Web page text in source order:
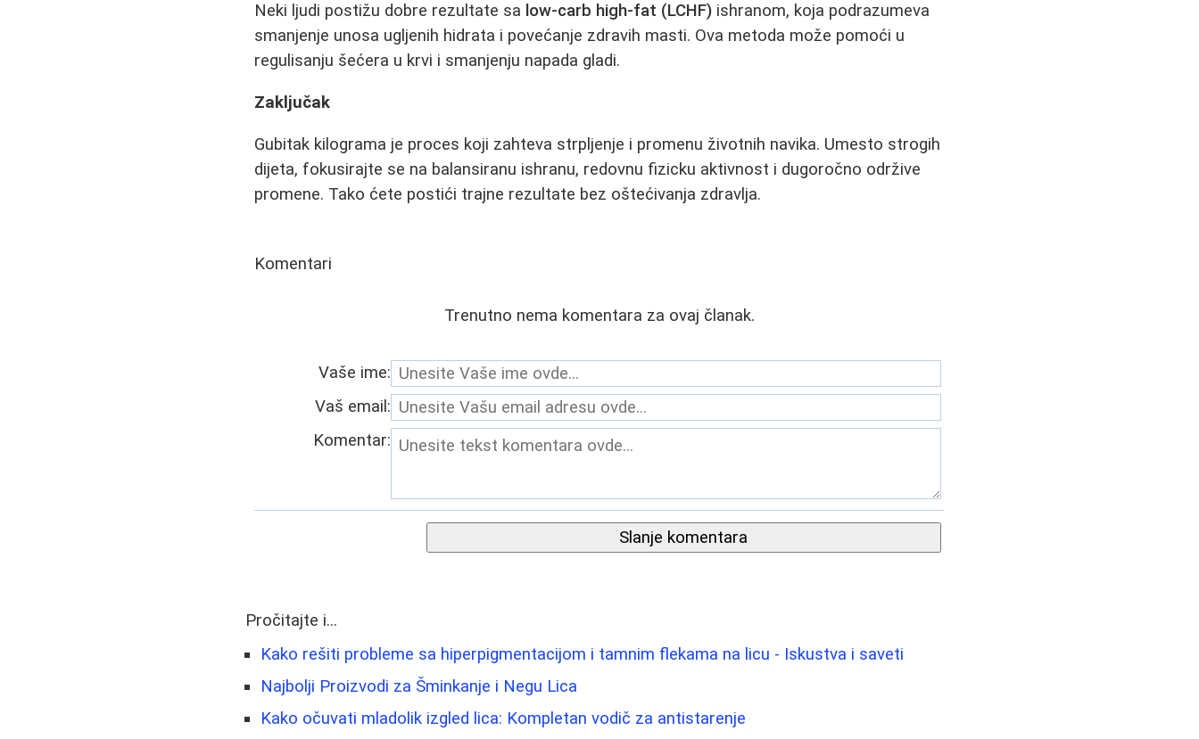
Neki ljudi postižu dobre rezultate sa low-carb high-fat (LCHF) ishranom, koja podrazumeva
smanjenje unosa ugljenih hidrata i povećanje zdravih masti. Ova metoda može pomoći u
regulisanju šećera u krvi i smanjenju napada gladi.
Zaključak
Gubitak kilograma je proces koji zahteva strpljenje i promenu životnih navika. Umesto strogih
dijeta, fokusirajte se na balansiranu ishranu, redovnu fizicku aktivnost i dugoročno održive
promene. Tako ćete postići trajne rezultate bez oštećivanja zdravlja.
Komentari
Trenutno nema komentara za ovaj članak.
Vaše ime:
Vaš email:
Komentar:
Slanje komentara
Pročitajte i...
Kako rešiti probleme sa hiperpigmentacijom i tamnim flekama na licu - Iskustva i saveti
Najbolji Proizvodi za Šminkanje i Negu Lica
Kako očuvati mladolik izgled lica: Kompletan vodič za antistarenje